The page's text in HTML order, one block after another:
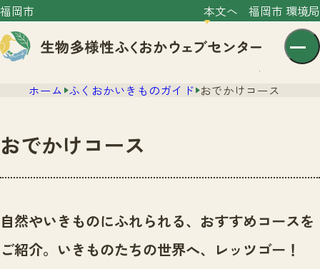
福岡市 本文へ 福岡市 環境局
センター紹介
センター紹介TOP
サイトポリシー
ニュース
いきものガイド
ホーム ふくおかいきものガイド おでかけコース
おでかけコース
自然やいきものにふれられる、おすすめコースを
ご紹介。いきものたちの世界へ、レッツゴー！